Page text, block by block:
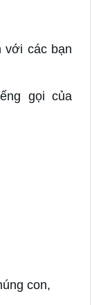
với các bạn
gọi của
con,